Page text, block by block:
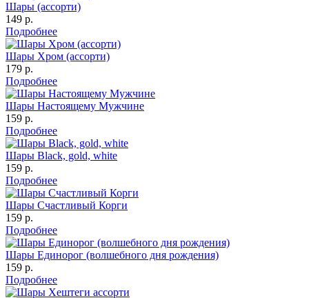
Шары (ассорти)
149 р.
Подробнее
Шары Хром (ассорти)
179 р.
Подробнее
Шары Настоящему Мужчине
159 р.
Подробнее
Шары Black, gold, white
159 р.
Подробнее
Шары Счастливый Корги
159 р.
Подробнее
Шары Единорог (волшебного дня рождения)
159 р.
Подробнее